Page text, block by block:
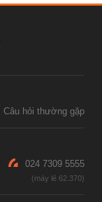
Câu hỏi thường gặp
024 7309 5555